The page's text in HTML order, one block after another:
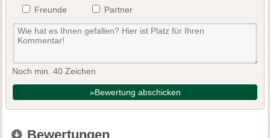
Freunde
Partner
Noch min. 40 Zeichen
»Bewertung abschicken
Bewertungen